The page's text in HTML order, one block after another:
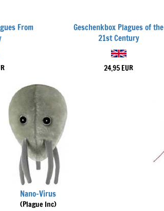
From
Geschenkbox Plagues of the
21st Century
24,95 EUR
Nano-Virus
(Plague Inc)